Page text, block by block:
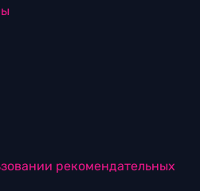
рекомендательных